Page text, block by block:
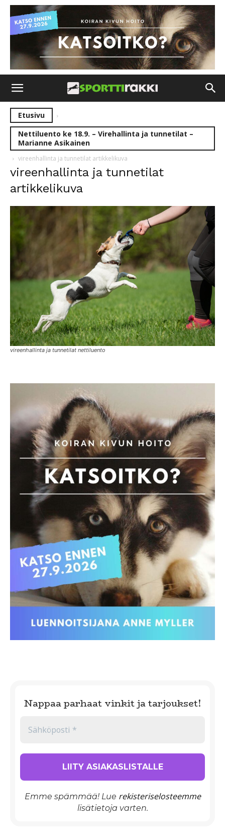
Etusivu
Nettiluento ke 18.9. – Virehallinta ja tunnetilat –
Marianne Asikainen
vireenhallinta ja tunnetilat artikkelikuva
vireenhallinta ja tunnetilat
artikkelikuva
vireenhallinta ja tunnetilat nettiluento
Nappaa parhaat vinkit ja tarjoukset!
Emme spämmää! Lue rekisteriselosteemme
lisätietoja varten.